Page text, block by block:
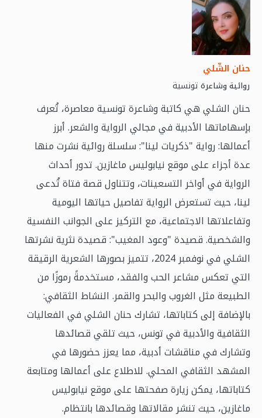
حنان الشّلي
روائية وشاعرة تونسية
حنان الشلي هي كاتبة وشاعرة تونسية معاصرة، تُعرف
بإسهاماتها الأدبية في مجالي الرواية والشعر. أبرز
أعمالها: رواية "ذكريات لينا": سلسلة روائية نشرت منها
عدة أجزاء على موقع نيابوليس ماغازين. تدور أحداث
الرواية في أواخر التسعينات، وتتناول قصة فتاة تُدعى
لينا، حيث تستعرض الرواية تفاصيل حياتها اليومية
وتفاعلاتها الاجتماعية، مع التركيز على الجوانب النفسية
والشخصية. قصيدة "وعود المغيب": قصيدة نثرية نشرتها
الشلي في نوفمبر 2024، تتميز بصورها الشعرية الرقيقة
التي تعكس مشاعر الحب والفقد، مستخدمةً رموزًا من
الطبيعة مثل الغروب والبحر والقمر. النشاط الثقافي:
بالإضافة إلى كتاباتها، تشارك حنان الشلي في الفعاليات
الثقافية والأدبية في تونس، حيث تلقي قصائدها
وتشارك في مناقشات أدبية، مما يعزز حضورها في
المشهد الثقافي المحلي. للاطلاع على أعمالها ومتابعة
كتاباتها، يمكن زيارة صفحتها على موقع نيابوليس
ماغازين، حيث تنشر مقالاتها وقصائدها بانتظام.